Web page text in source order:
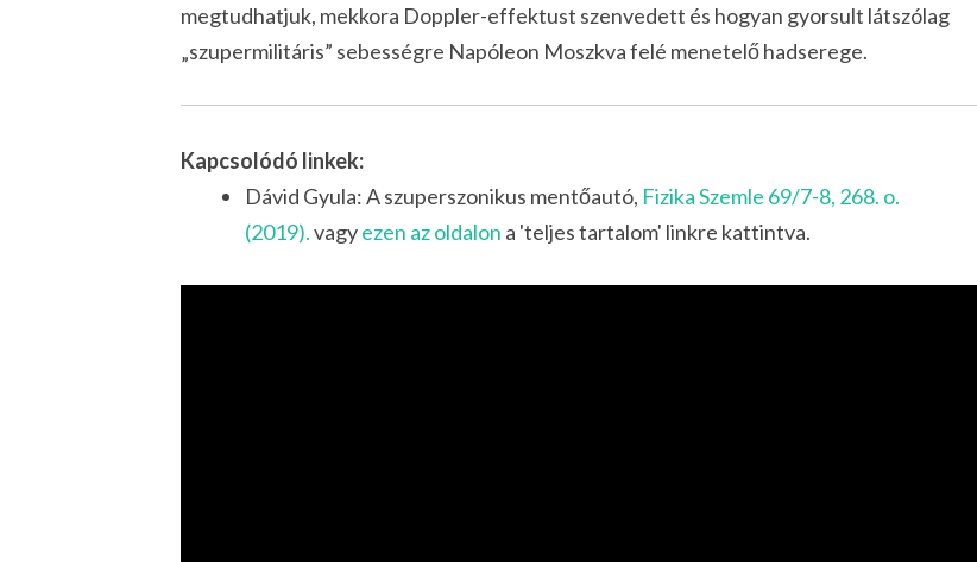
megtudhatjuk, mekkora Doppler-effektust szenvedett és hogyan gyorsult látszólag
„szupermilitáris” sebességre Napóleon Moszkva felé menetelő hadserege.
Kapcsolódó linkek:
Dávid Gyula: A szuperszonikus mentőautó, Fizika Szemle 69/7-8, 268. o.
(2019).vagyezen az oldalon a 'teljes tartalom' linkre kattintva.